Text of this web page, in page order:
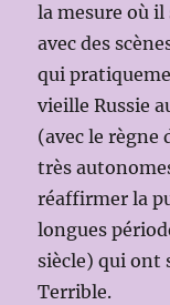
la mesure où il
avec des
qui
vieille Russie
(avec le règne
très
réaffirmer la
longues
siècle) qui ont
Terrible.